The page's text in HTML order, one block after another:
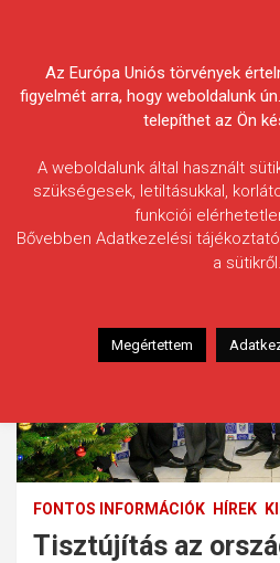
Egyesületek
FONTOS INFORMÁCIÓK HÍREK
Tisztújítás az
Az Európa Uniós törvények
figyelmét arra, hogy weboldalunk
telepíthet az Ön
A weboldalunk által használt
szükségesek, letiltásukkal,
funkciói
Bővebben Adatkezelési
a sütikről.
Megértettem